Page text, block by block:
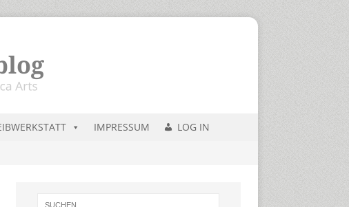
IMPRESSUM LOG IN